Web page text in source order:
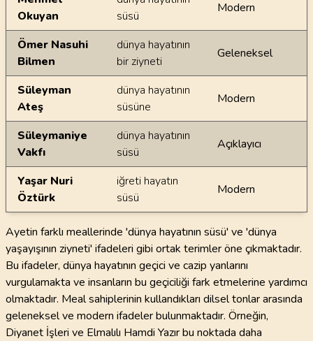
Okuyan
süsü
Modern
Ömer Nasuhi
Bilmen
dünya hayatının
bir ziyneti
Geleneksel
Süleyman
Ateş
dünya hayatının
süsüne
Modern
Süleymaniye
Vakfı
dünya hayatının
süsü
Açıklayıcı
Yaşar Nuri
Öztürk
iğreti hayatın
süsü
Modern
Ayetin farklı meallerinde 'dünya hayatının süsü' ve 'dünya
yaşayışının ziyneti' ifadeleri gibi ortak terimler öne çıkmaktadır.
Bu ifadeler, dünya hayatının geçici ve cazip yanlarını
vurgulamakta ve insanların bu geçiciliği fark etmelerine yardımcı
olmaktadır. Meal sahiplerinin kullandıkları dilsel tonlar arasında
geleneksel ve modern ifadeler bulunmaktadır. Örneğin,
Diyanet İşleri ve Elmalılı Hamdi Yazır bu noktada daha